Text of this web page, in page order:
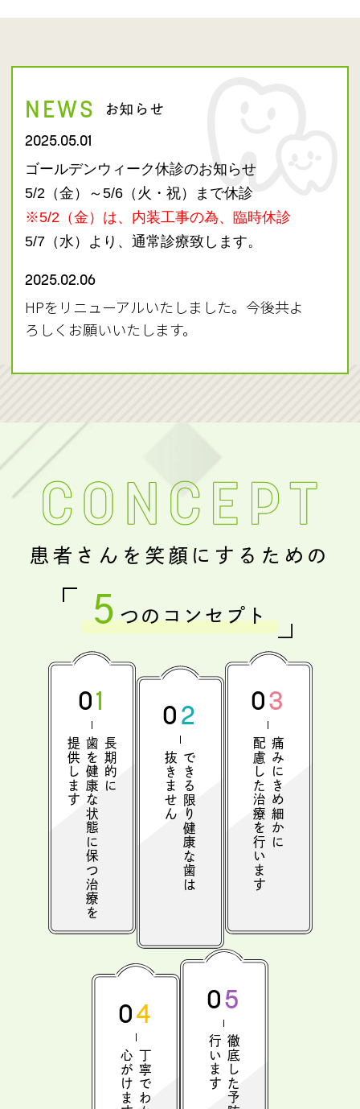
NEWS お知らせ
2025.05.01
ゴールデンウィーク休診のお知らせ
5/2（金）～5/6（火・祝）まで休診
※5/2（金）は、内装工事の為、臨時休診
5/7（水）より、通常診療致します。
2025.02.06
HPをリニューアルいたしました。今後共よ
ろしくお願いいたします。
患者さんを笑顔にするための
5 つのコンセプト
01
長期的に
歯を健康な状態に保つ治療を
提供します
02
できる限り健康な歯は
抜きません
03
痛みにきめ細かに
配慮した治療を行います
04
心がけます
05
行います